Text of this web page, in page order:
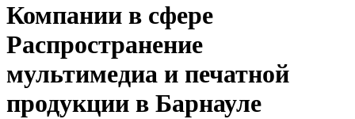
Компании в сфере
Распространение
мультимедиа и печатной
продукции в Барнауле